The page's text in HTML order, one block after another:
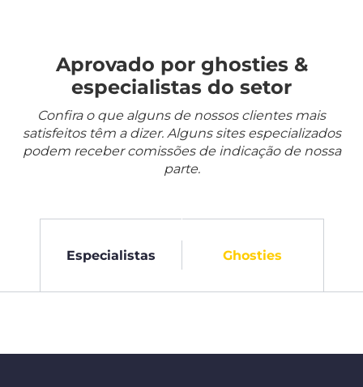
Aprovado por ghosties &
especialistas do setor
Confira o que alguns de nossos clientes mais
satisfeitos têm a dizer. Alguns sites especializados
podem receber comissões de indicação de nossa
parte.
Especialistas Ghosties